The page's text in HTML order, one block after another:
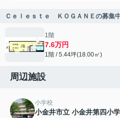
Ｃｅｌｅｓｔｅ ＫＯＧＡＮＥの募集
1階
7.6万円
1階 / 5.44坪(18.00㎡)
周辺施設
小学校
小金井市立 小金井第四小